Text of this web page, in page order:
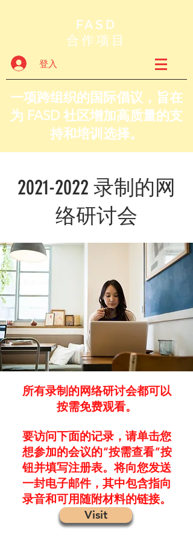
FASD
合作项目
登入
一项跨组织的国际倡议，旨在
为 FASD 社区增加高质量的支
持和培训选择。
2021-2022 录制的网
络研讨会
所有录制的网络研讨会都可以
按需免费观看。
要访问下面的记录，请单击您
想参加的会议的“按需查看”按
钮并填写注册表。将向您发送
一封电子邮件，其中包含指向
录音和可用随附材料的链接。
Visit